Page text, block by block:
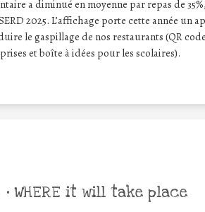
a diminué en moyenne par repas de
2025. L’affichage porte cette année un
le gaspillage de nos restaurants (QR
et boîte à idées pour les scolaires).
• WHERE it will take place